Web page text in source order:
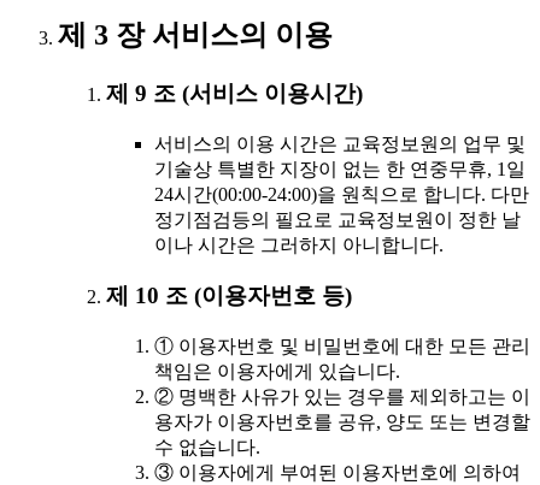
제 3 장 서비스의 이용
제 9 조 (서비스 이용시간)
서비스의 이용 시간은 교육정보원의 업무 및
기술상 특별한 지장이 없는 한 연중무휴, 1일
24시간(00:00-24:00)을 원칙으로 합니다. 다만
정기점검등의 필요로 교육정보원이 정한 날
이나 시간은 그러하지 아니합니다.
제 10 조 (이용자번호 등)
① 이용자번호 및 비밀번호에 대한 모든 관리
책임은 이용자에게 있습니다.
② 명백한 사유가 있는 경우를 제외하고는 이
용자가 이용자번호를 공유, 양도 또는 변경할
수 없습니다.
③ 이용자에게 부여된 이용자번호에 의하여